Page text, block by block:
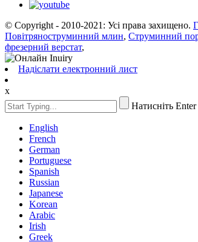
© Copyright - 2010-2021: Усі права захищено.
Повітряноструминний млин, Струминний
фрезерний верстат,
Надіслати електронний лист
x
Натисніть
English
French
German
Portuguese
Spanish
Russian
Japanese
Korean
Arabic
Irish
Greek